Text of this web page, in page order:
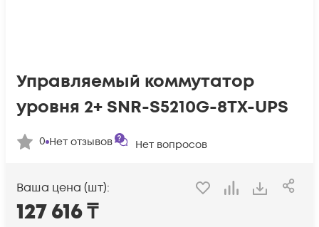
Управляемый коммутатор
уровня 2+ SNR-S5210G-8TX-UPS
0 Нет отзывов Нет вопросов
Ваша цена (шт):
127 616₸